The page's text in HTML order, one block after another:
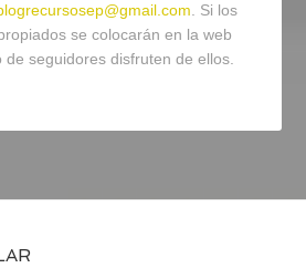
. Si los
se colocarán en la web
seguidores disfruten de ellos.